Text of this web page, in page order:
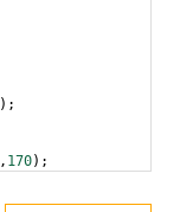
);
, 170);